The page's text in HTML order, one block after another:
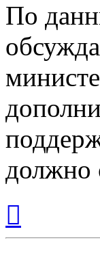
По
должно
началу